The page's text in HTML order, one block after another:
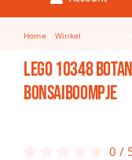
Keuken & Tafelen
Kinderfietsen
Knutselen
Home Winkel
LEGO 10348
bonsaiboompje
0 /